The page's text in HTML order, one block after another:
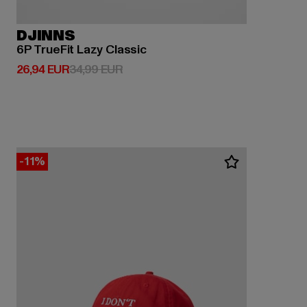
DJINNS
6P TrueFit Lazy Classic
26,94 EUR
Ajankohtainen hinta: 26,94 EUR
34,99 EURKampanjahinta: 34,99 EUR
-11%